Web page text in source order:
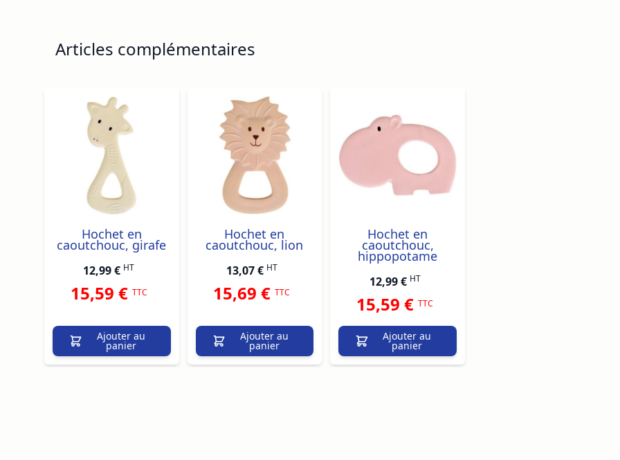
Articles complémentaires
Navigating through the elements of the carousel is possible using the tab key. You can skip the carousel or
Press to skip carousel
Hochet en
caoutchouc, girafe
12,99 € HT
15,59 € TTC
Ajouter au
panier
Hochet en
caoutchouc, lion
13,07 € HT
15,69 €TTC
Ajouter au
panier
Hochet en
caoutchouc,
hippopotame
12,99 € HT
15,59 €TTC
Ajouter au
panier